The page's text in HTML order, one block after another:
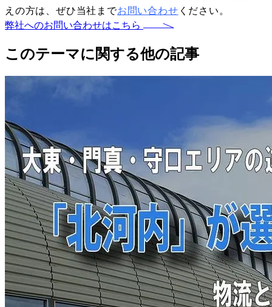
えの方は、ぜひ当社までお問い合わせ ください。
弊社へのお問い合わせはこちら
このテーマに関する他の記事